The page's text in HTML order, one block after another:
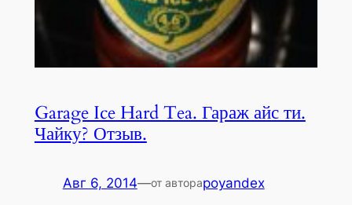
Garage Ice Hard Tea. Гараж айс ти.
Чайку? Отзыв.
Авг 6, 2014—от автораpoyandex